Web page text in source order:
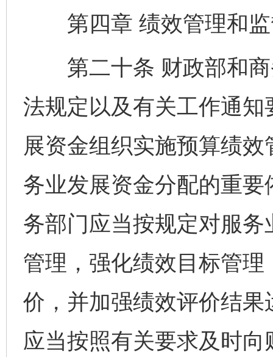
第四章 绩效管理和
第二十条 财政部和商
法规定以及有关工作通
展资金组织实施预算绩
务业发展资金分配的重
务部门应当按规定对服
管理，强化绩效目标管
价，并加强绩效评价结
应当按照有关要求及时